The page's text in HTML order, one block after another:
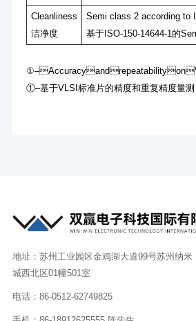
Cleanliness
洁净度
Semi class 2 according to
基于ISO-150-14644-1的
①‒基于VLSI标准⽚的精度和重复精度量测
地址：苏州工业园区金鸡湖大道99号苏州纳米
城西北区01幢501室
电话：86-0512-62749825